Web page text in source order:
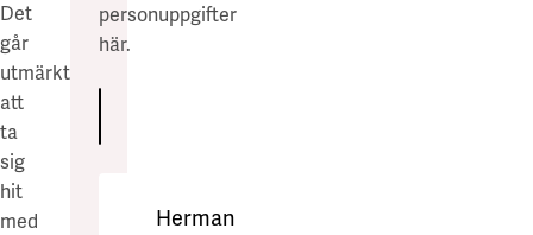
Det
går
utmärkt
att
ta
sig
hit
med
personuppgifter
här.
Herman